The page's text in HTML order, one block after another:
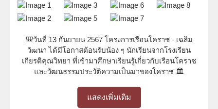
🎒วันที่ 13 กันยายน 2567 โครงการเรือนโคราช - เฉลิม
วัฒนา ได้มีโอกาสต้อนรับน้อง ๆ นักเรียนจากโรงเรียน
เกียรติคุณวิทยา ที่เข้ามาศึกษาเรียนรู้เกี่ยวกับเรือนโคราช
และวัฒนธรรมประวัติความเป็นมาของโคราช 🏛️
แสดงเพิ่มเติม